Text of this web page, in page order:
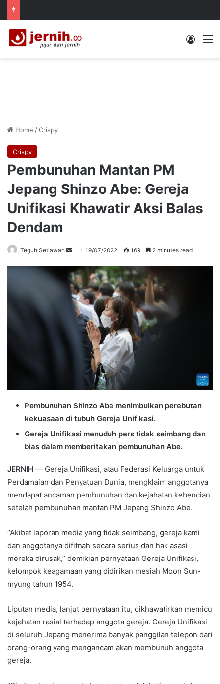
Log In
Home /Crispy
Crispy
Pembunuhan Mantan PM
Jepang Shinzo Abe: Gereja
Unifikasi Khawatir Aksi Balas
Dendam
Teguh Setiawan
Send
email
19/07/2022 169 2 minutes read
Pembunuhan Shinzo Abe menimbulkan perebutan
kekuasaan di tubuh Gereja Unifikasi.
Gereja Unifikasi menuduh pers tidak seimbang dan
bias dalam memberitakan pembunuhan Abe.
JERNIH — Gereja Unifikasi, atau Federasi Keluarga untuk
Perdamaian dan Penyatuan Dunia, mengklaim anggotanya
mendapat ancaman pembunuhan dan kejahatan kebencian
setelah pembunuhan mantan PM Jepang Shinzo Abe.
“Akibat laporan media yang tidak seimbang, gereja kami
dan anggotanya difitnah secara serius dan hak asasi
mereka dirusak,” demikian pernyataan Gereja Unifikasi,
kelompok keagamaan yang didirikan mesiah Moon Sun-
myung tahun 1954.
Liputan media, lanjut pernyataan itu, dikhawatirkan memicu
kejahatan rasial terhadap anggota gereja. Gereja Unifikasi
di seluruh Jepang menerima banyak panggilan telepon dari
orang-orang yang mengancam akan membunuh anggota
gereja.